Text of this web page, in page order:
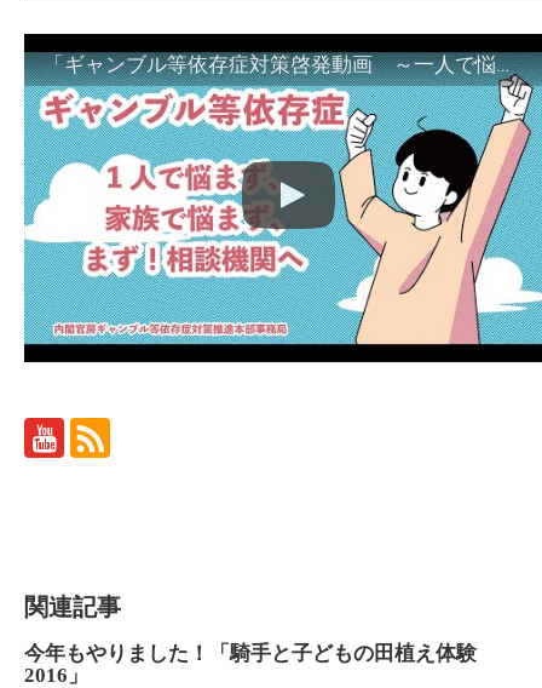
「ギャンブル等依存症対策啓発動画 ～一人で悩まず、家族で悩まず、まず！相談機関へ～」
関連記事
今年もやりました！「騎手と子どもの田植え体験
2016」